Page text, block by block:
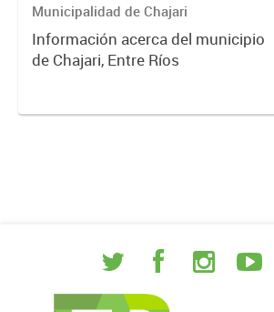
Municipalidad de Chajari
Información acerca del municipio
de Chajari, Entre Ríos